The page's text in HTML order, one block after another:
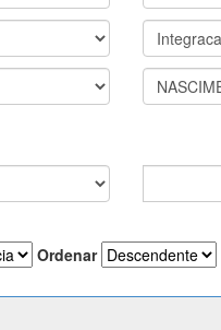
Ordenar